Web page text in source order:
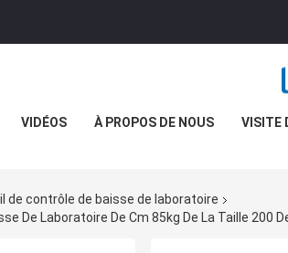
VIDÉOS À PROPOS DE NOUS VISITE
de contrôle de baisse de laboratoire
De Laboratoire De Cm 85kg De La Taille 200